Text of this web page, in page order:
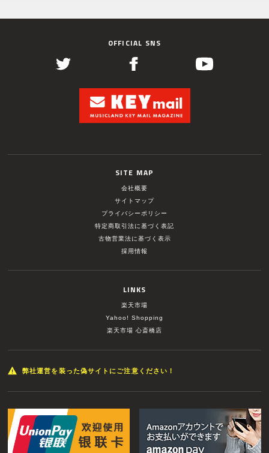
OFFICIAL SNS
SITE MAP
会社概要
サイトマップ
プライバシーポリシー
特定商取引法に基づく表記
古物営業法に基づく表示
採用情報
LINKS
楽天市場
Yahoo! Shopping
楽天市場 心斎橋店
弊社運営を装った偽サイトにご注意ください！